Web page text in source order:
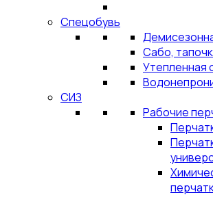
Спецобувь
Сабо,
Утепленная
СИЗ
Рабочие